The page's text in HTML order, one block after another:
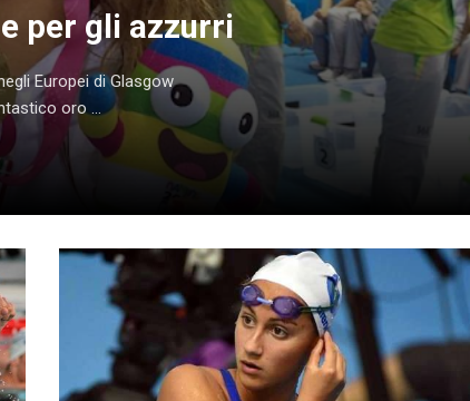
per gli azzurri
Europei di Glasgow
oro ...